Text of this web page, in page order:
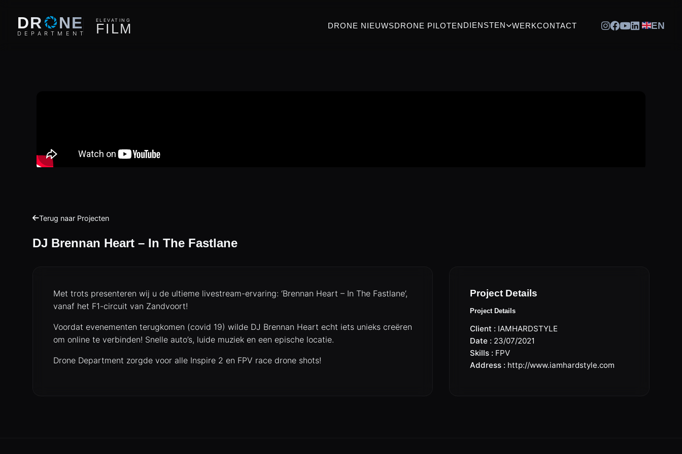
DRO NE
D E P A R T M E N T
ELEVATING
FI LM DRONE NIEUWSDRONE PILOTENDIENSTEN WERKCONTACT EN
Terug naar Projecten
DJ Brennan Heart – In The Fastlane
Met trots presenteren wij u de ultieme livestream-ervaring: ‘Brennan Heart – In The Fastlane’,
vanaf het F1-circuit van Zandvoort! ️
Voordat evenementen terugkomen (covid 19) wilde DJ Brennan Heart echt iets unieks creëren
om online te verbinden! Snelle auto’s, luide muziek en een epische locatie.
Drone Department zorgde voor alle Inspire 2 en FPV race drone shots!
Project Details
Project Details
Client : IAMHARDSTYLE
Date : 23/07/2021
Skills : FPV
Address : http://www.iamhardstyle.com